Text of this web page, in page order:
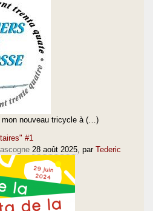
nouveau tricycle à (…)
#1
28 août 2025 , par Tederic